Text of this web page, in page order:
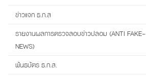
ข่าวแจก ธ.ก.ส
รายงานผลการตรวจสอบข่าวปลอม (ANTI FAKE-
NEWS)
พันธบัตร ธ.ก.ส.